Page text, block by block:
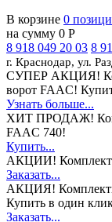
В корзине 0
на сумму 0 Р
8 918 049 20 03 8
г. Краснодар, ул.
СУПЕР АКЦИЯ!
ворот FAAC!
Узнать больше...
ХИТ ПРОДАЖ!
FAAC 740!
Купить...
АКЦИИ!
Заказать...
АКЦИЯ!
Купить в один
Заказать...